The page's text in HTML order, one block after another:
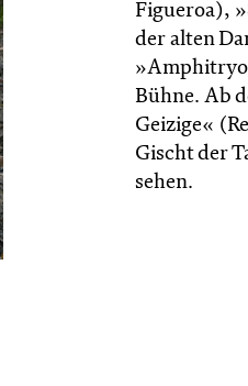
Figueroa),
der alten
Bühne. Ab
Geizige«
Gischt der
sehen.